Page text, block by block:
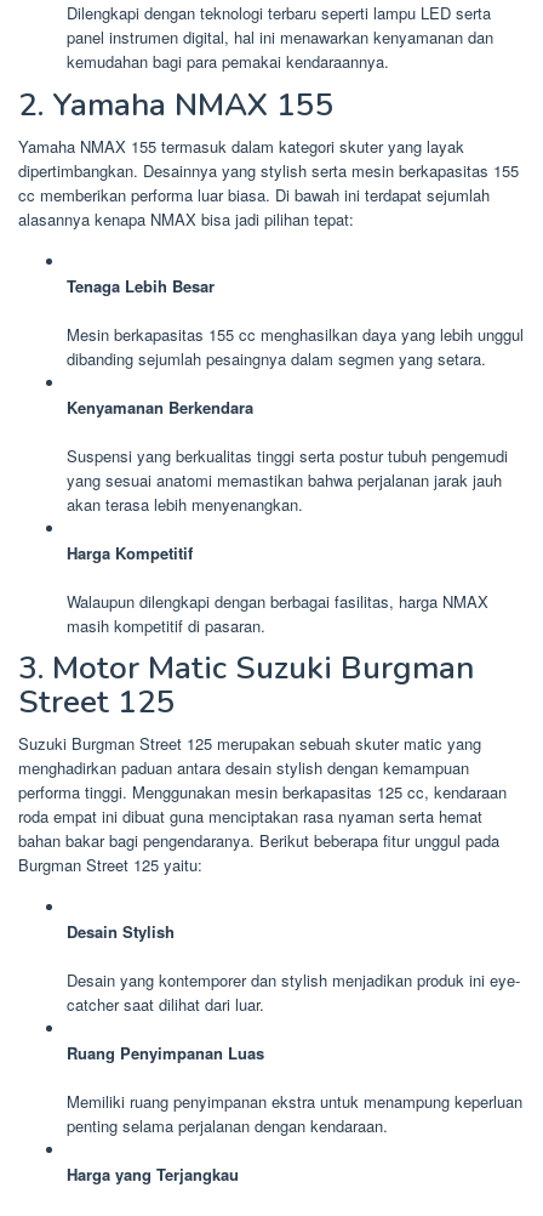
Dilengkapi dengan teknologi terbaru seperti lampu LED serta
panel instrumen digital, hal ini menawarkan kenyamanan dan
kemudahan bagi para pemakai kendaraannya.
2. Yamaha NMAX 155
Yamaha NMAX 155 termasuk dalam kategori skuter yang layak
dipertimbangkan. Desainnya yang stylish serta mesin berkapasitas 155
cc memberikan performa luar biasa. Di bawah ini terdapat sejumlah
alasannya kenapa NMAX bisa jadi pilihan tepat:
Tenaga Lebih Besar
Mesin berkapasitas 155 cc menghasilkan daya yang lebih unggul
dibanding sejumlah pesaingnya dalam segmen yang setara.
Kenyamanan Berkendara
Suspensi yang berkualitas tinggi serta postur tubuh pengemudi
yang sesuai anatomi memastikan bahwa perjalanan jarak jauh
akan terasa lebih menyenangkan.
Harga Kompetitif
Walaupun dilengkapi dengan berbagai fasilitas, harga NMAX
masih kompetitif di pasaran.
3. Motor Matic Suzuki Burgman
Street 125
Suzuki Burgman Street 125 merupakan sebuah skuter matic yang
menghadirkan paduan antara desain stylish dengan kemampuan
performa tinggi. Menggunakan mesin berkapasitas 125 cc, kendaraan
roda empat ini dibuat guna menciptakan rasa nyaman serta hemat
bahan bakar bagi pengendaranya. Berikut beberapa fitur unggul pada
Burgman Street 125 yaitu:
Desain Stylish
Desain yang kontemporer dan stylish menjadikan produk ini eye-
catcher saat dilihat dari luar.
Ruang Penyimpanan Luas
Memiliki ruang penyimpanan ekstra untuk menampung keperluan
penting selama perjalanan dengan kendaraan.
Harga yang Terjangkau